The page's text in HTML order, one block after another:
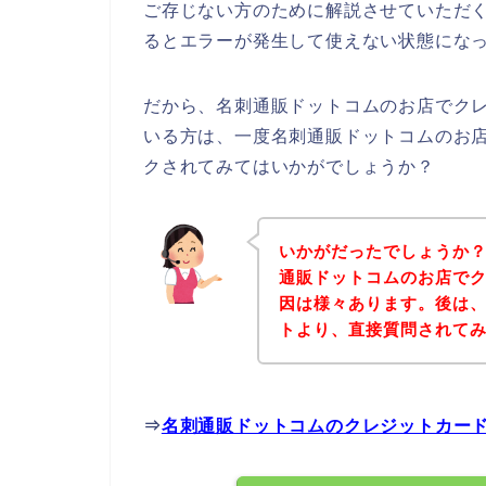
ご存じない方のために解説させていただ
るとエラーが発生して使えない状態にな
だから、名刺通販ドットコムのお店でク
いる方は、一度名刺通販ドットコムのお
クされてみてはいかがでしょうか？
いかがだったでしょうか
通販ドットコムのお店で
因は様々あります。後は
トより、直接質問されて
⇒名刺通販ドットコムのクレジットカー